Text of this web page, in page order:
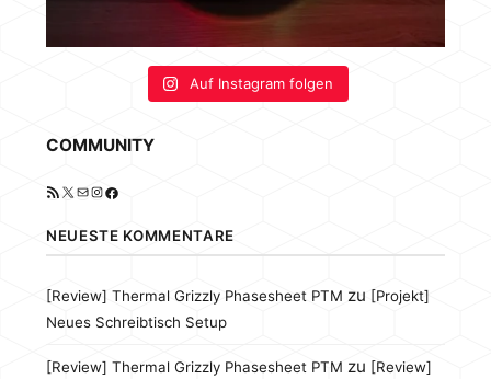
Auf Instagram folgen
COMMUNITY
RSS-Feed
X E-MailInstagram
Facebook
NEUESTE KOMMENTARE
[Review] Thermal Grizzly Phasesheet PTM zu [Projekt]
Neues Schreibtisch Setup
[Review] Thermal Grizzly Phasesheet PTM zu [Review]